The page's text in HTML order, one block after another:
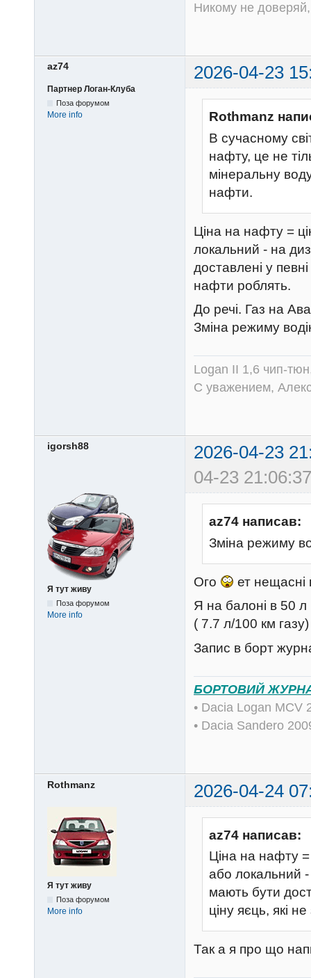
Никому не
az74 2026-04-23
Партнер Логан-Клуба
Поза форумом
More info
Rothmanz
В сучасному
нафту, це не
мінеральну
нафти.
Ціна на нафту =
локальний - на
доставлені у
нафти роблять.
До речі. Газ на
Зміна режиму
Logan II 1,6 чип-
С уважением,
igorsh88
2026-04-23
04-23
Я тут живу
Поза форумом
More info
az74 написав:
Зміна режиму
Ого
ет нещасні
Я на балоні в 50 л
( 7.7 л/100 км газу)
Запис в борт
БОРТОВИЙ
• Dacia Logan
• Dacia Sandero
Rothmanz 2026-04-24
Я тут живу
Поза форумом
More info
az74 написав:
Ціна на нафту
або локальний -
мають бути
ціну яєць, які
Так а я про що